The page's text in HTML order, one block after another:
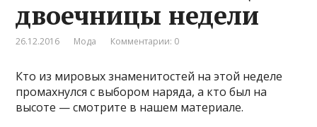
двоечницы недели
26.12.2016 Мода Комментарии: 0
Кто из мировых знаменитостей на этой неделе
промахнулся с выбором наряда, а кто был на
высоте — смотрите в нашем материале.